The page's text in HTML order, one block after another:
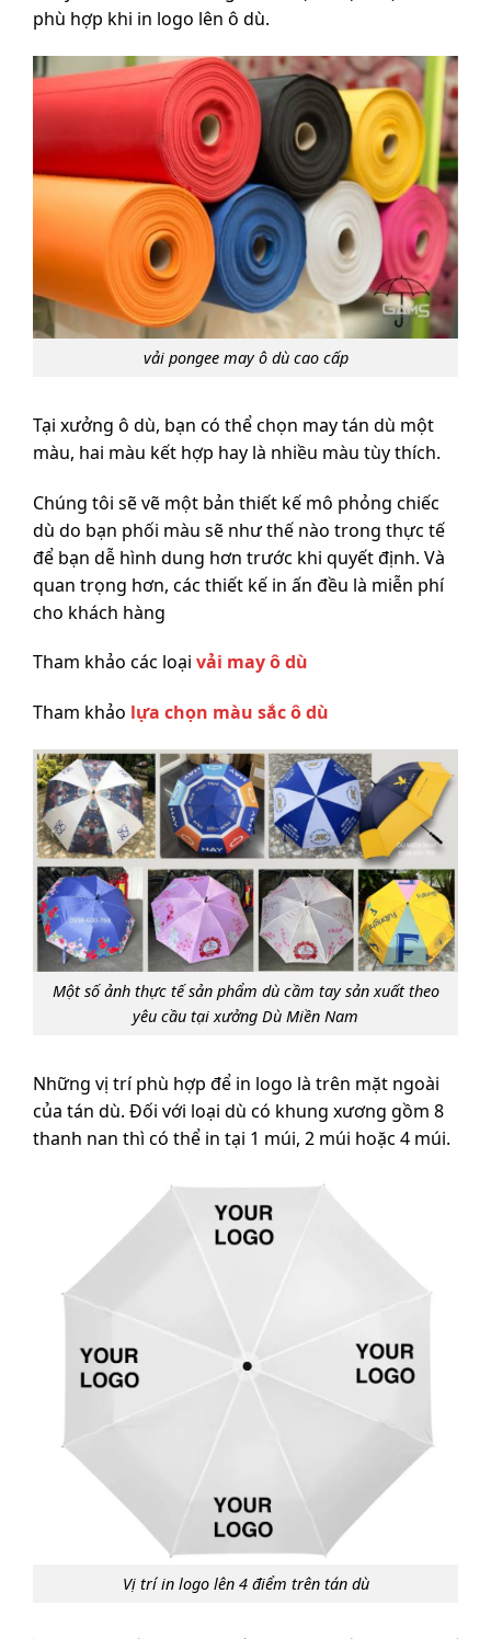
phù hợp khi in logo lên ô dù.
vải pongee may ô dù cao cấp
Tại xưởng ô dù, bạn có thể chọn may tán dù một
màu, hai màu kết hợp hay là nhiều màu tùy thích.
Chúng tôi sẽ vẽ một bản thiết kế mô phỏng chiếc
dù do bạn phối màu sẽ như thế nào trong thực tế
để bạn dễ hình dung hơn trước khi quyết định. Và
quan trọng hơn, các thiết kế in ấn đều là miễn phí
cho khách hàng
Tham khảo các loại vải may ô dù
Tham khảo lựa chọn màu sắc ô dù
Một số ảnh thực tế sản phẩm dù cầm tay sản xuất theo
yêu cầu tại xưởng Dù Miền Nam
Những vị trí phù hợp để in logo là trên mặt ngoài
của tán dù. Đối với loại dù có khung xương gồm 8
thanh nan thì có thể in tại 1 múi, 2 múi hoặc 4 múi.
Vị trí in logo lên 4 điểm trên tán dù